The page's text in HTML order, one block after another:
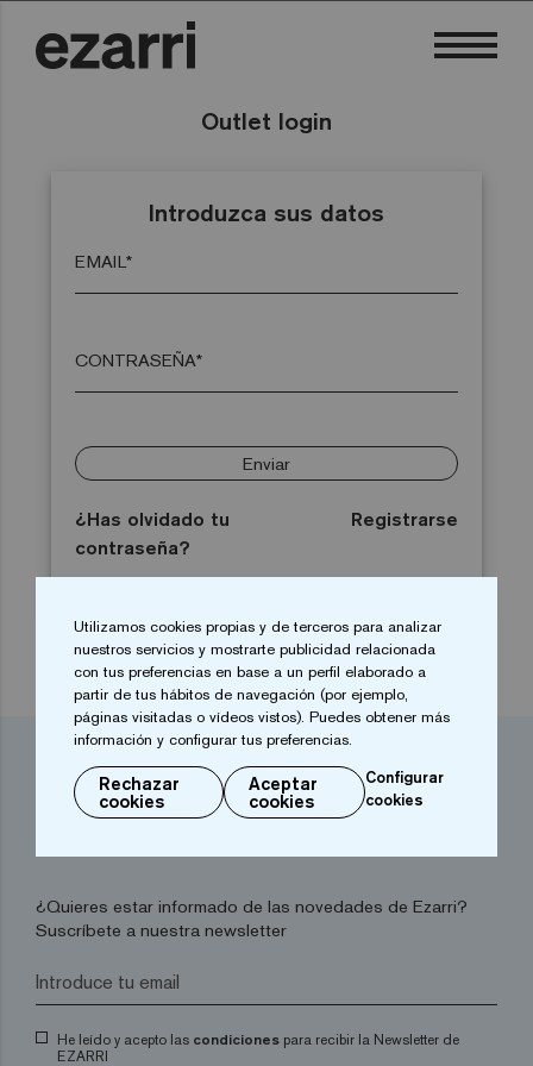
Outlet login
Introduzca sus datos
EMAIL*
CONTRASEÑA*
Enviar
¿Has olvidado tu
contraseña?
Registrarse
Dreams are made of
mosaics
¿Quieres estar informado de las novedades de Ezarri?
Suscríbete a nuestra newsletter
He leído y acepto las condiciones para recibir la Newsletter de
EZARRI
Utilizamos cookies propias y de terceros para analizar
nuestros servicios y mostrarte publicidad relacionada
con tus preferencias en base a un perfil elaborado a
partir de tus hábitos de navegación (por ejemplo,
páginas visitadas o vídeos vistos). Puedes obtener más
información y configurar tus preferencias.
Rechazar
cookies
Aceptar
cookies
Configurar
cookies